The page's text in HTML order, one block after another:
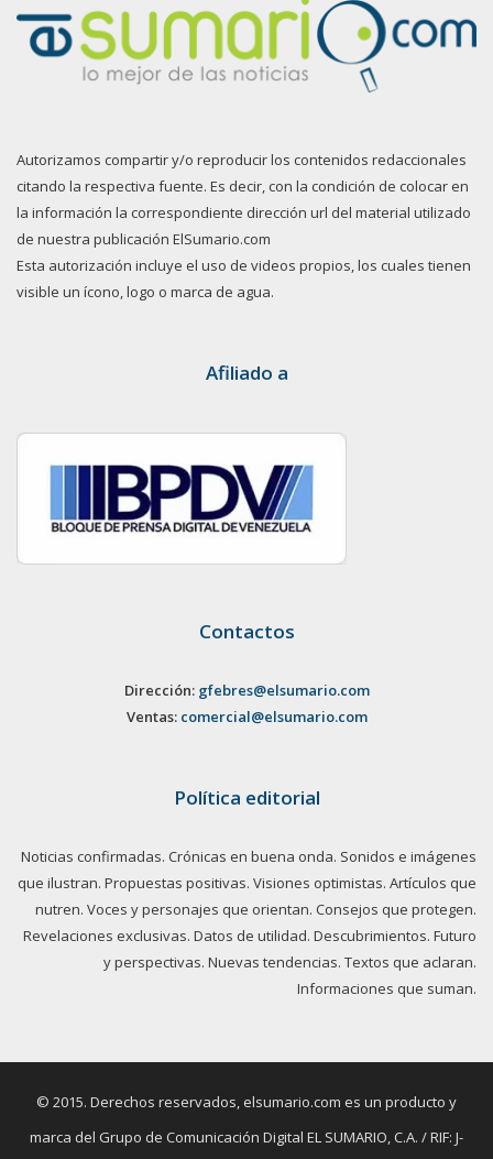
Autorizamos compartir y/o reproducir los contenidos redaccionales
citando la respectiva fuente. Es decir, con la condición de colocar en
la información la correspondiente dirección url del material utilizado
de nuestra publicación ElSumario.com
Esta autorización incluye el uso de videos propios, los cuales tienen
visible un ícono, logo o marca de agua.
Afiliado a
Contactos
Dirección: gfebres@elsumario.com
Ventas: comercial@elsumario.com
Política editorial
Noticias confirmadas. Crónicas en buena onda. Sonidos e imágenes
que ilustran. Propuestas positivas. Visiones optimistas. Artículos que
nutren. Voces y personajes que orientan. Consejos que protegen.
Revelaciones exclusivas. Datos de utilidad. Descubrimientos. Futuro
y perspectivas. Nuevas tendencias. Textos que aclaran.
Informaciones que suman.
© 2015. Derechos reservados, elsumario.com es un producto y
marca del Grupo de Comunicación Digital EL SUMARIO, C.A. / RIF: J-